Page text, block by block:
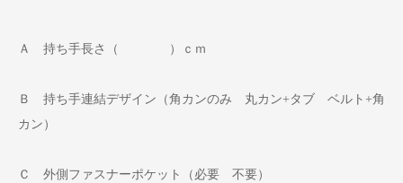
Ａ 持ち手長さ（ ）ｃｍ
Ｂ 持ち手連結デザイン（角カンのみ 丸カン+タブ ベルト+角
カン）
Ｃ 外側ファスナーポケット（必要 不要）